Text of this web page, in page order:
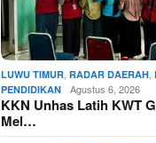
LUWU TIMUR,RADAR DAERAH,
PENDIDIKAN
Agustus 6, 2026
KKN Unhas Latih KWT
Mel…